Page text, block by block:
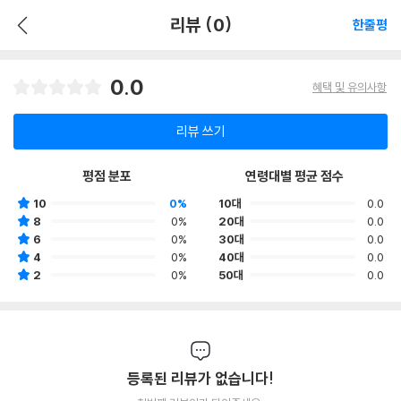
리뷰 (0) 한줄평
0.0 혜택 및 유의사항
리뷰 쓰기
평점 분포
10
0%
8
0%
6
0%
4
0%
2
0%
연령대별 평균 점수
10대
0.0
20대
0.0
30대
0.0
40대
0.0
50대
0.0
등록된 리뷰가 없습니다!